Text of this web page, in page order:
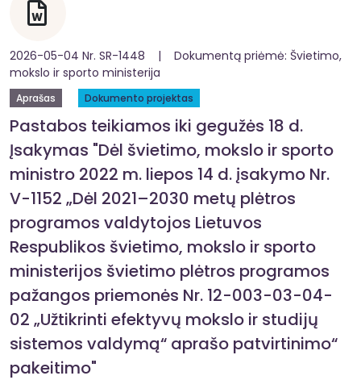
2026-05-04 Nr. SR-1448 | Dokumentą priėmė: Švietimo,
mokslo ir sporto ministerija
Aprašas Dokumento projektas
Pastabos teikiamos iki gegužės 18 d.
Įsakymas "Dėl švietimo, mokslo ir sporto
ministro 2022 m. liepos 14 d. įsakymo Nr.
V-1152 „Dėl 2021–2030 metų plėtros
programos valdytojos Lietuvos
Respublikos švietimo, mokslo ir sporto
ministerijos švietimo plėtros programos
pažangos priemonės Nr. 12-003-03-04-
02 „Užtikrinti efektyvų mokslo ir studijų
sistemos valdymą“ aprašo patvirtinimo“
pakeitimo"